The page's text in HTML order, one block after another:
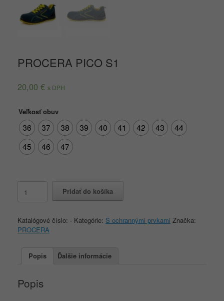
PROCERA PICO S1
20,00 € s DPH
Veľkosť obuv
36 37 38 39 40 41 42 43
44
45
46 47
PROCERA
Pridať do košíka
Katalógové číslo: - Kategórie: S ochrannými prvkami Značka:
PROCERA
Popis Ďalšie informácie
Popis